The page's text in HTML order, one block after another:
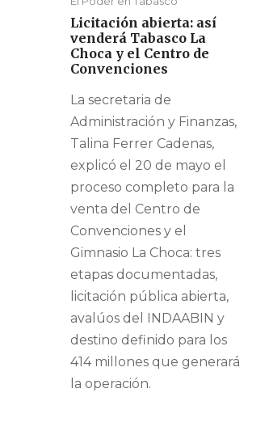
Licitación abierta: así
venderá Tabasco La
Choca y el Centro de
Convenciones
La secretaria de
Administración y Finanzas,
Talina Ferrer Cadenas,
explicó el 20 de mayo el
proceso completo para la
venta del Centro de
Convenciones y el
Gimnasio La Choca: tres
etapas documentadas,
licitación pública abierta,
avalúos del INDAABIN y
destino definido para los
414 millones que generará
la operación.